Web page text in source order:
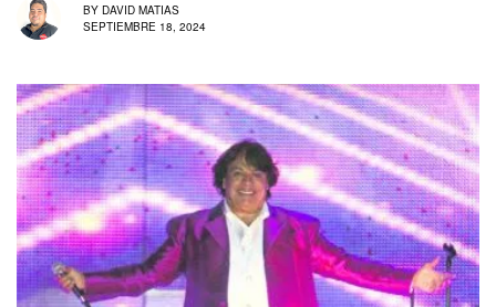
BY DAVID MATIAS
SEPTIEMBRE 18, 2024